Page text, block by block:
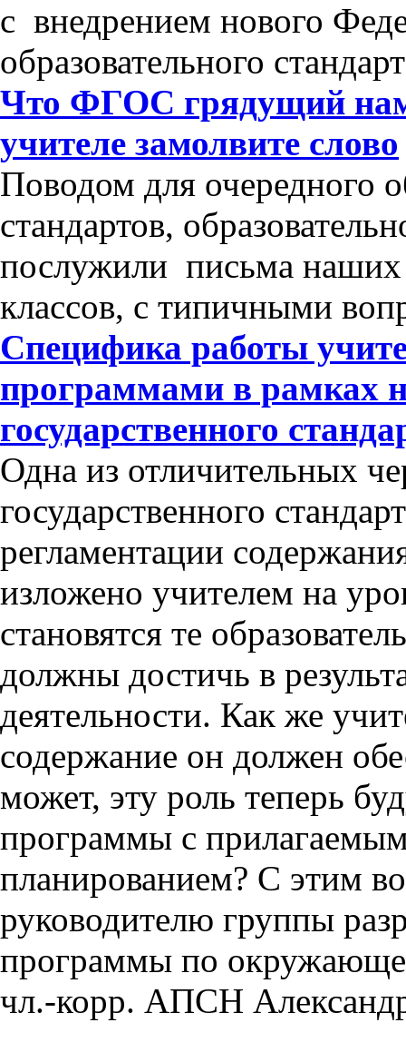
с внедрением нового
образовательного
Что ФГОС грядущий нам
учителе замолвите слово
Поводом для очередного
стандартов,
послужили письма наших
классов, с типичными
Специфика работы
программами в рамках
государственного
Одна из отличительных
государственного
регламентации
изложено учителем на
становятся те
должны достичь в
деятельности. Как же
содержание он должен
может, эту роль теперь
программы с
планированием? С этим
руководителю группы
программы по
чл.-корр. АПСН